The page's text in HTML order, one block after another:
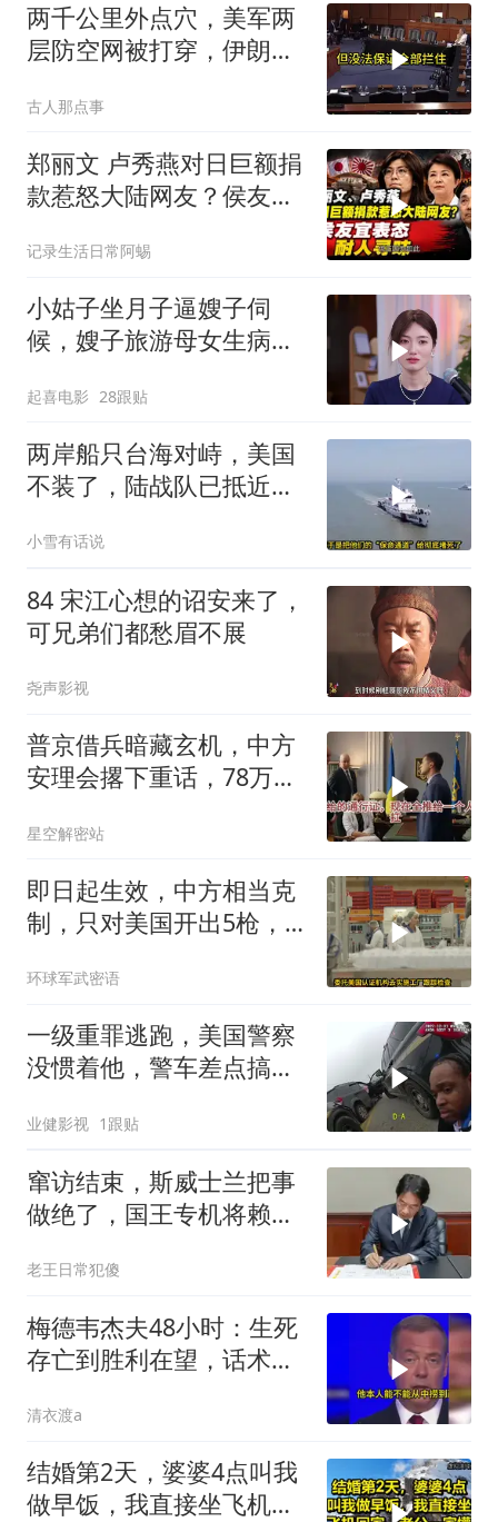
两千公里外点穴，美军两
层防空网被打穿，伊朗亮
不住了
古人那点事
郑丽文 卢秀燕对日巨额捐
款惹怒大陆网友？侯友宜
记录生活日常阿蜴
小姑子坐月子逼嫂子伺
候，嫂子旅游母女生病反
起喜电影 28跟贴
两岸船只台海对峙，美国
不装了，陆战队已抵近台
小雪有话说
84 宋江心想的诏安来了，
可兄弟们都愁眉不展
尧声影视
普京借兵暗藏玄机，中方
安理会撂下重话，78万件
星空解密站
即日起生效，中方相当克
制，只对美国开出5枪，
环球军武密语
一级重罪逃跑，美国警察
没惯着他，警车差点搞报
业健影视 1跟贴
窜访结束，斯威士兰把事
做绝了，国王专机将赖清
老王日常犯傻
梅德韦杰夫48小时：生死
存亡到胜利在望，话术变
清衣渡a
结婚第2天，婆婆4点叫我
做早饭，我直接坐飞机回